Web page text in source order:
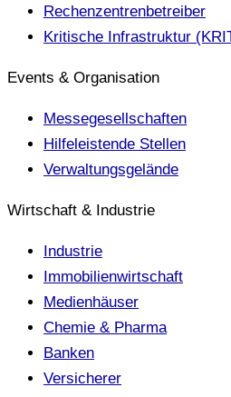
Rechenzentrenbetreiber
Kritische Infrastruktur
Events & Organisation
Messegesellschaften
Hilfeleistende Stellen
Verwaltungsgelände
Wirtschaft & Industrie
Industrie
Immobilienwirtschaft
Medienhäuser
Chemie & Pharma
Banken
Versicherer